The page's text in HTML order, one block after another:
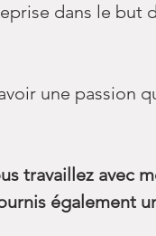
dans le but
une passion
travaillez avec
également